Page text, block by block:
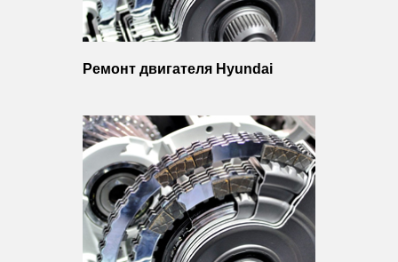
Ремонт двигателя Hyundai